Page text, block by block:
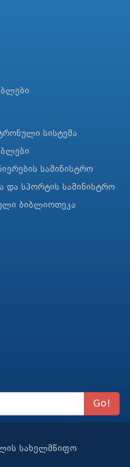
სისტემა
სამინისტრო
და სპორტის სამინისტრო
ბიბლიოთეკა
Go!
სახელმწიფო